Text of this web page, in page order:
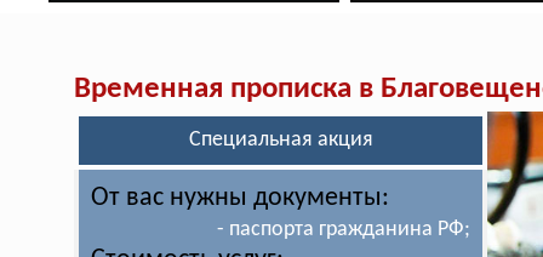
Временная прописка в
Специальная акция
От вас нужны документы:
- паспорта гражданина РФ;